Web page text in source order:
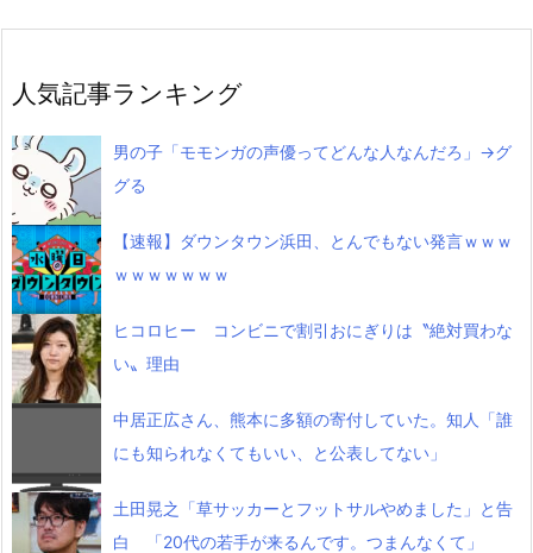
人気記事ランキング
男の子「モモンガの声優ってどんな人なんだろ」→グ
グる
【速報】ダウンタウン浜田、とんでもない発言ｗｗｗ
ｗｗｗｗｗｗｗ
ヒコロヒー コンビニで割引おにぎりは〝絶対買わな
い〟理由
中居正広さん、熊本に多額の寄付していた。知人「誰
にも知られなくてもいい、と公表してない」
土田晃之「草サッカーとフットサルやめました」と告
白 「20代の若手が来るんです。つまんなくて」